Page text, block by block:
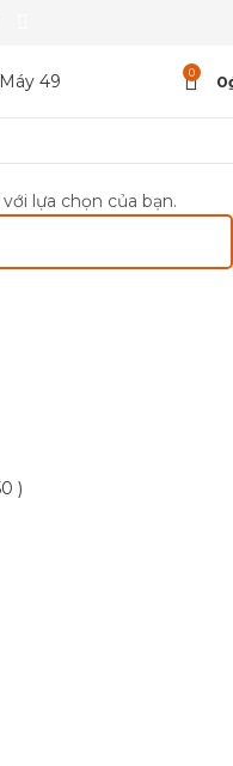
0 0
)
lựa chọn của bạn.